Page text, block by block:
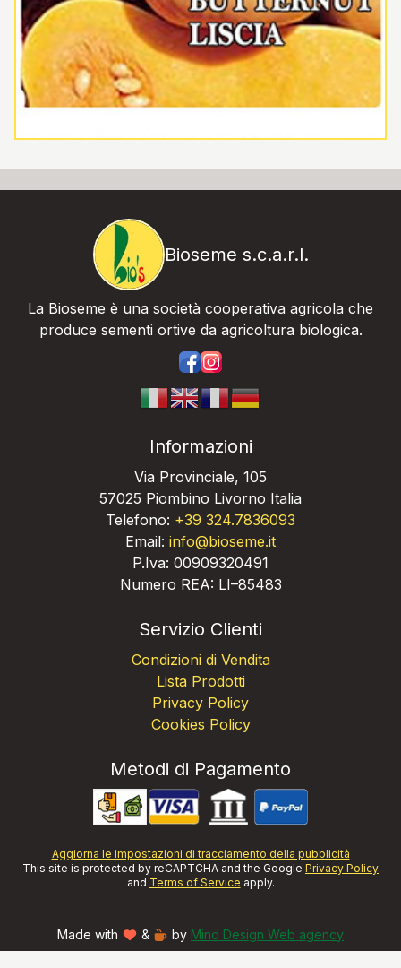
Bioseme s.c.a.r.l.
La Bioseme è una società cooperativa agricola che
produce sementi ortive da agricoltura biologica.
Informazioni
Via Provinciale, 105
57025 Piombino Livorno Italia
Telefono: +39 324.7836093
Email: info@bioseme.it
P.Iva: 00909320491
Numero REA: LI–85483
Servizio Clienti
Condizioni di Vendita
Lista Prodotti
Privacy Policy
Cookies Policy
Metodi di Pagamento
Aggiorna le impostazioni di tracciamento della pubblicità
This site is protected by reCAPTCHA and the Google Privacy Policy
and Terms of Service apply.
Made with & by Mind Design Web agency